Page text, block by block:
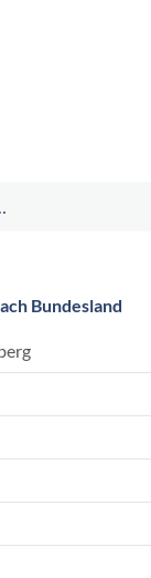
Bundesland